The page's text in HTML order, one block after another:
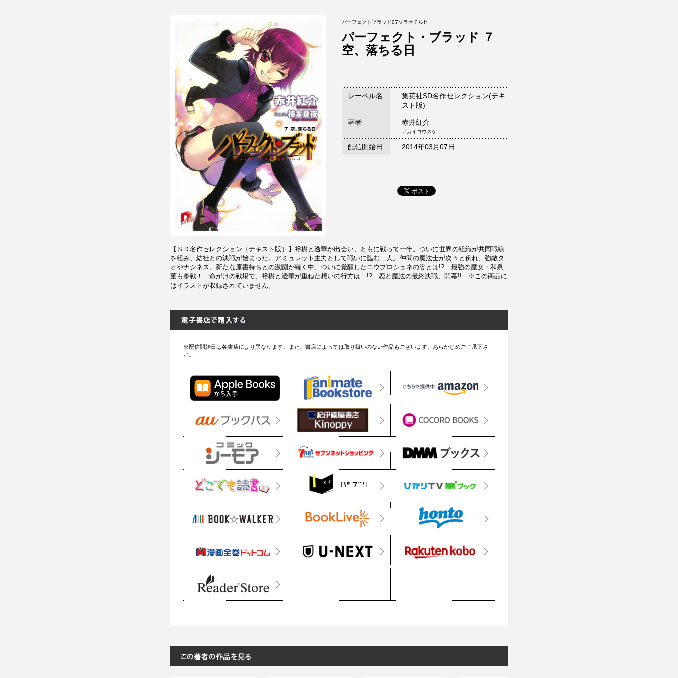
パーフェクトブラッド07ソラオチルヒ
パーフェクト・ブラッド ７
空、落ちる日
レーベル名
集英社SD名作セレクション(テキ
スト版)
著者 赤井紅介
アカイコウスケ
配信開始日 2014年03月07日
【ＳＤ名作セレクション（テキスト版）】裕樹と透華が出会い、ともに戦って一年。ついに世界の組織が共同戦線
を組み、結社との決戦が始まった。アミュレット主力として戦いに臨む二人。仲間の魔法士が次々と倒れ、強敵タ
オやナシネス、新たな原書持ちとの激闘が続く中、ついに覚醒したエウプロシュネの姿とは!? 最強の魔女・和泉
菫も参戦！ 命がけの戦場で、裕樹と透華が重ねた想いの行方は…!? 恋と魔法の最終決戦、開幕!! ※この商品に
はイラストが収録されていません。
※配信開始日は各書店により異なります。また、書店によっては取り扱いのない作品もございます。あらかじめご了承下さ
い。